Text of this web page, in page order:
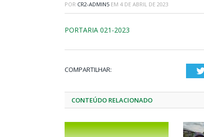
POR CR2-ADMIN5 EM 4 DE ABRIL DE 2023
PORTARIA 021-2023
COMPARTILHAR:
CONTEÚDO RELACIONADO